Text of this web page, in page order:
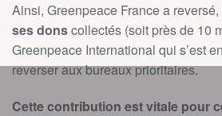
Ainsi, Greenpeace France a
ses donscollectés (soit près de 10
Greenpeace International qui s’est
reverser aux bureaux prioritaires.
Cette contribution est vitale pour